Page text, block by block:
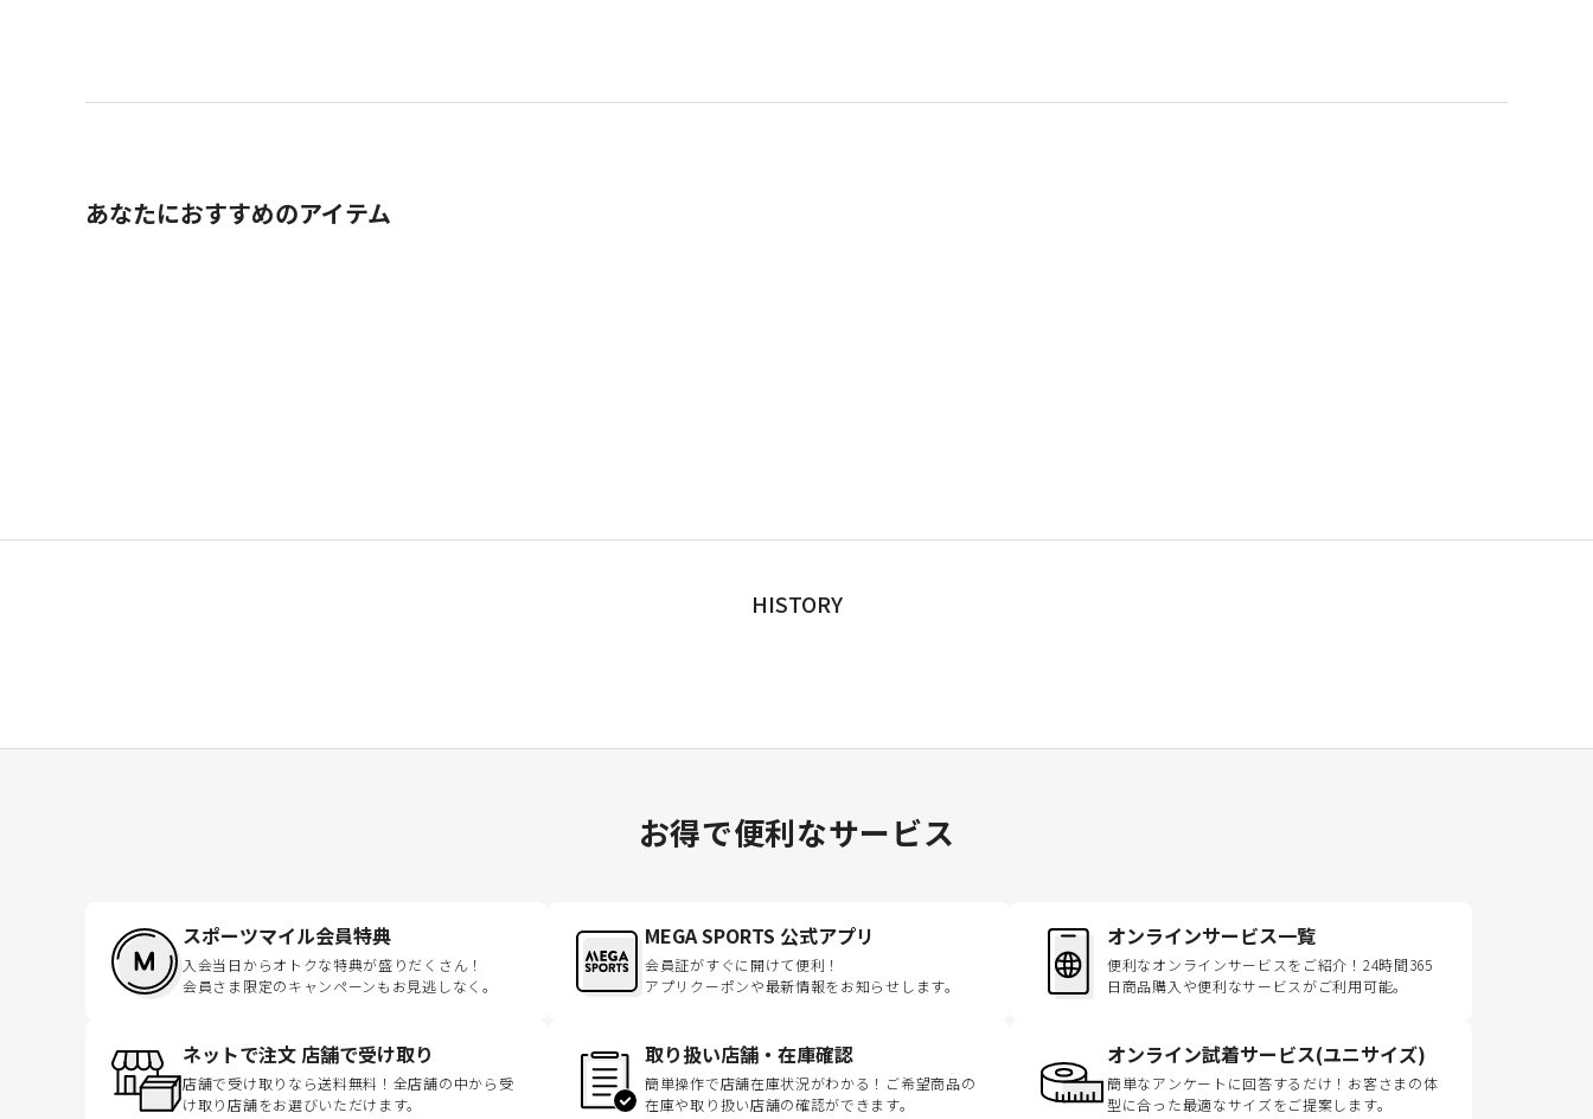
あなたにおすすめのアイテム
HISTORY
お得で便利なサービス
スポーツマイル会員特典
入会当日からオトクな特典が盛りだくさん！
会員さま限定のキャンペーンもお見逃しなく。
MEGA SPORTS 公式アプリ
会員証がすぐに開けて便利！
アプリクーポンや最新情報をお知らせします。
オンラインサービス一覧
便利なオンラインサービスをご紹介！24時間365
日商品購入や便利なサービスがご利用可能。
ネットで注文 店舗で受け取り
店舗で受け取りなら送料無料！全店舗の中から受
け取り店舗をお選びいただけます。
取り扱い店舗・在庫確認
簡単操作で店舗在庫状況がわかる！ご希望商品の
在庫や取り扱い店舗の確認ができます。
オンライン試着サービス(ユニサイズ)
簡単なアンケートに回答するだけ！お客さまの体
型に合った最適なサイズをご提案します。